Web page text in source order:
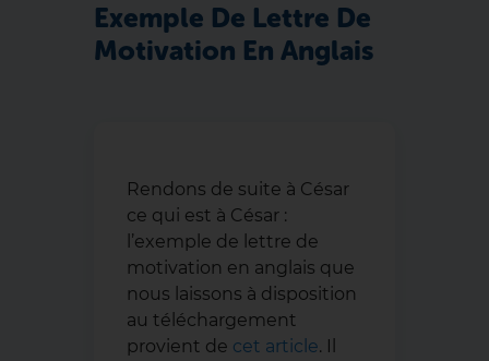
Exemple De Lettre De
Motivation En Anglais
Rendons de suite à César
ce qui est à César :
l’exemple de lettre de
motivation en anglais que
nous laissons à disposition
au téléchargement
provient de cet article. Il